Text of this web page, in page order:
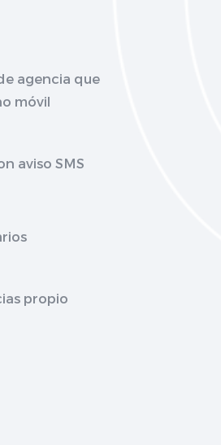
agencia que
móvil
aviso SMS
propio